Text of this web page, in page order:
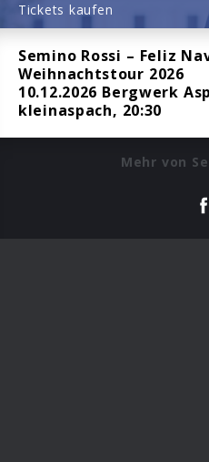
Semino Rossi – Feliz
Weihnachtstour 2026
10.12.2026 Bergwerk
kleinaspach, 20:30
Tickets kaufen
Mehr von